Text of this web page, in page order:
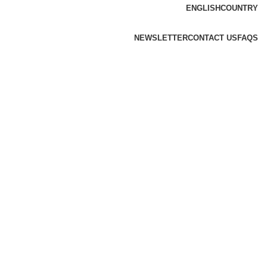
ENGLISHCOUNTRY
NEWSLETTERCONTACT US FAQS